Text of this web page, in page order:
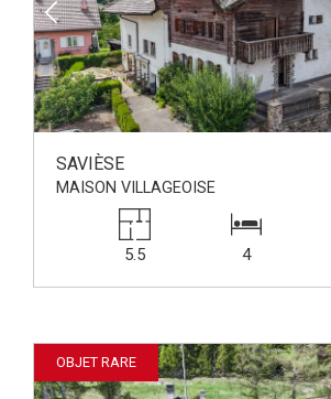
SAVIÈSE
MAISON VILLAGEOISE
5.5 4
OBJET RARE